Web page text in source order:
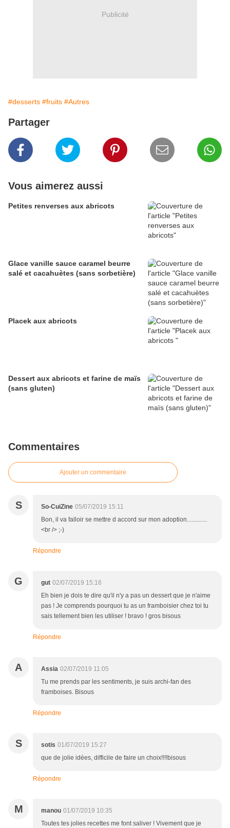
Publicité
#desserts #fruits #Autres
Partager
Vous aimerez aussi
Petites renverses aux abricots
Glace vanille sauce caramel beurre
salé et cacahuètes (sans sorbetière)
Placek aux abricots
Dessert aux abricots et farine de maïs
(sans gluten)
Commentaires
Ajouter un commentaire
S So-CuiZine 05/07/2019 15:11
Bon, il va falloir se mettre d accord sur mon adoption.............
<br /> ;-)
Répondre
G gut 02/07/2019 15:16
Eh bien je dois te dire qu'il n'y a pas un dessert que je n'aime
pas ! Je comprends pourquoi tu as un framboisier chez toi tu
sais tellement bien les utiliser ! bravo ! gros bisous
Répondre
A Assia 02/07/2019 11:05
Tu me prends par les sentiments, je suis archi-fan des
framboises. Bisous
Répondre
S sotis 01/07/2019 15:27
que de jolie idées, difficile de faire un choix!!!!bisous
Répondre
M manou 01/07/2019 10:35
Toutes tes jolies recettes me font saliver ! Vivement que je